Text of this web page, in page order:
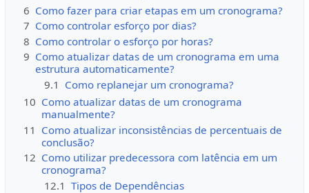
6 Como fazer para criar etapas em um cronograma?
7 Como controlar esforço por dias?
8 Como controlar o esforço por horas?
9 Como atualizar datas de um cronograma em uma
estrutura automaticamente?
9.1 Como replanejar um cronograma?
10 Como atualizar datas de um cronograma
manualmente?
11 Como atualizar inconsistências de percentuais de
conclusão?
12 Como utilizar predecessora com latência em um
cronograma?
12.1 Tipos de Dependências